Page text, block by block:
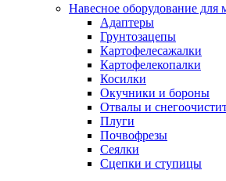
Навесное оборудование для
Адаптеры
Грунтозацепы
Картофелесажалки
Картофелекопалки
Косилки
Окучники и бороны
Отвалы и
Плуги
Почвофрезы
Сеялки
Сцепки и ступицы